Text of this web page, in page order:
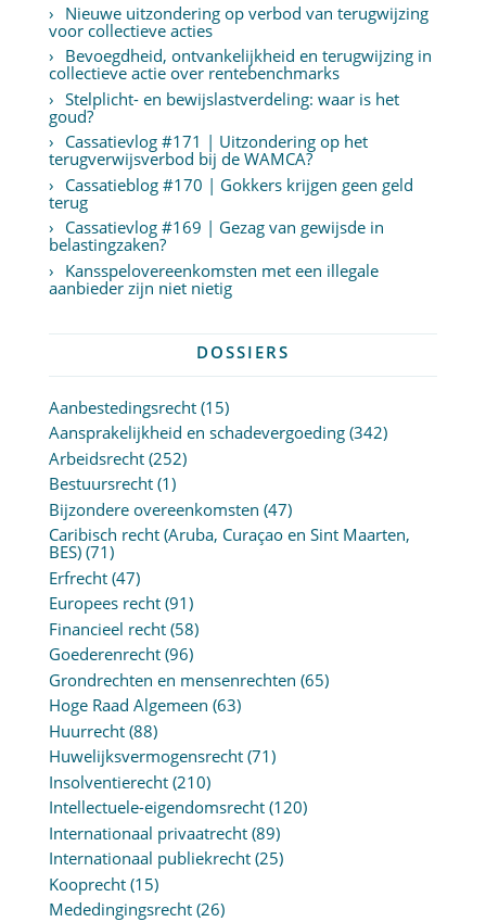
Nieuwe uitzondering op verbod van terugwijzing
voor collectieve acties
Bevoegdheid, ontvankelijkheid en terugwijzing in
collectieve actie over rentebenchmarks
Stelplicht- en bewijslastverdeling: waar is het
goud?
Cassatievlog #171 | Uitzondering op het
terugverwijsverbod bij de WAMCA?
Cassatieblog #170 | Gokkers krijgen geen geld
terug
Cassatievlog #169 | Gezag van gewijsde in
belastingzaken?
Kansspelovereenkomsten met een illegale
aanbieder zijn niet nietig
DOSSIERS
Aanbestedingsrecht(15)
Aansprakelijkheid en schadevergoeding(342)
Arbeidsrecht(252)
Bestuursrecht(1)
Bijzondere overeenkomsten (47)
Caribisch recht (Aruba, Curaçao en Sint Maarten,
BES)(71)
Erfrecht(47)
Europees recht(91)
Financieel recht(58)
Goederenrecht(96)
Grondrechten en mensenrechten (65)
Hoge Raad Algemeen (63)
Huurrecht(88)
Huwelijksvermogensrecht(71)
Insolventierecht(210)
Intellectuele-eigendomsrecht(120)
Internationaal privaatrecht(89)
Internationaal publiekrecht(25)
Kooprecht(15)
Mededingingsrecht(26)